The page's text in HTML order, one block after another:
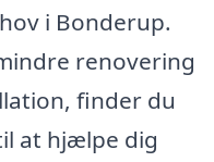
i Bonderup.
renovering
finder du
at hjælpe dig